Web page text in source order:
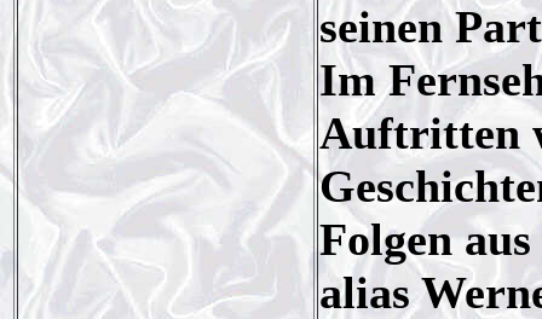
seinen
Im
Auftritten
Folgen
alias